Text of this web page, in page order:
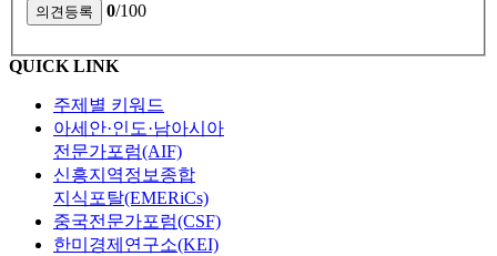
0/100
QUICK LINK
주제별 키워드
아세안·인도·남아시아
전문가포럼(AIF)
신흥지역정보종합
지식포탈(EMERiCs)
중국전문가포럼(CSF)
한미경제연구소(KEI)